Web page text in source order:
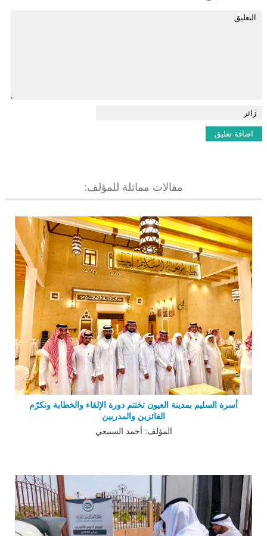
مقالات مماثلة للمؤلف:
أسرة السليم بمدينة العيون تختتم دورة الإلقاء والخطابة وتكرّم
الفائزين والمدربين
المؤلف: أحمد السبيعي